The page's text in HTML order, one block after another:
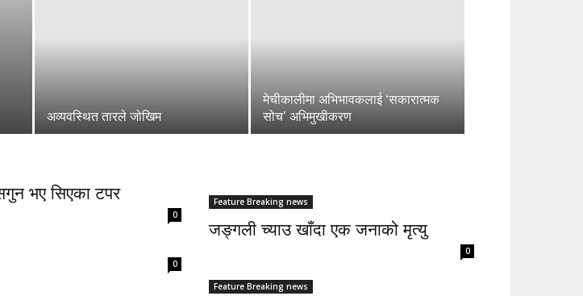
अव्यवस्थित तारले जोखिम
मेचीकालीमा अभिभावकलाई ‘सकारात्मक
सोच’ अभिमुखीकरण
भए सिएका टपर
0
0
Feature Breaking news
जङ्गली च्याउ खाँदा एक जनाको मृत्यु
0
Feature Breaking news